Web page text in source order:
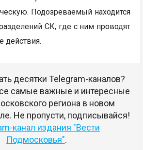
Подозреваемый находится
СК, где с ним проводят
действия.
десятки Telegram-каналов?
самые важные и интересные
региона в новом
Не пропусти, подписывайся!
канал издания "Вести
Подмосковья".